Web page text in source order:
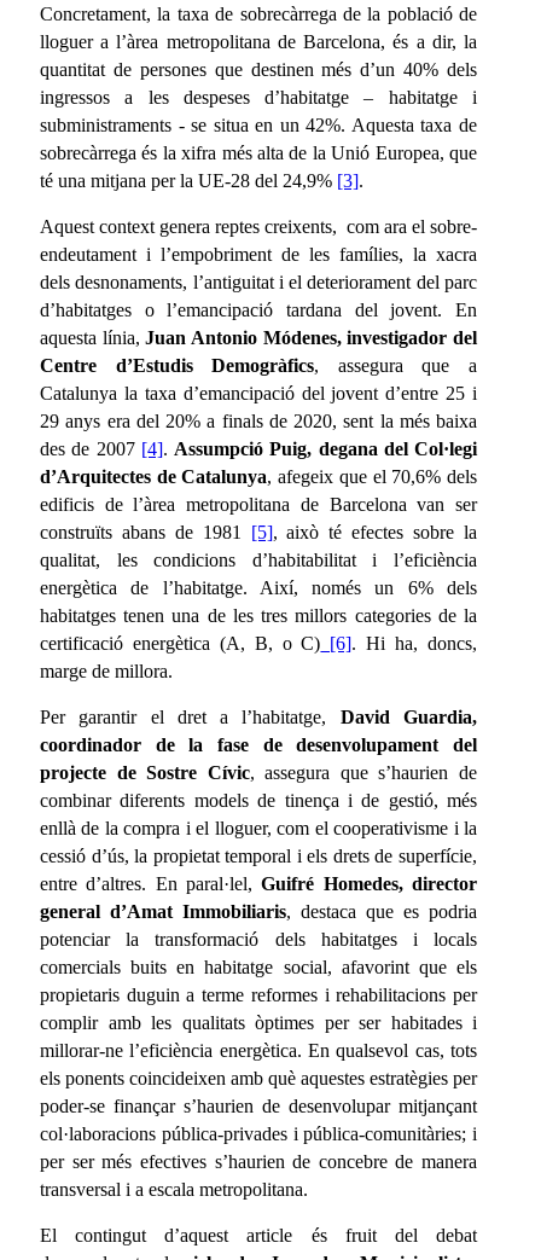
Concretament, la taxa de sobrecàrrega de la població de
lloguer a l’àrea metropolitana de Barcelona, és a dir, la
quantitat de persones que destinen més d’un 40% dels
ingressos a les despeses d’habitatge – habitatge i
subministraments - se situa en un 42%. Aquesta taxa de
sobrecàrrega és la xifra més alta de la Unió Europea, que
té una mitjana per la UE-28 del 24,9% [3].
Aquest context genera reptes creixents, com ara el sobre-
endeutament i l’empobriment de les famílies, la xacra
dels desnonaments, l’antiguitat i el deteriorament del parc
d’habitatges o l’emancipació tardana del jovent. En
aquesta línia,Juan Antonio Módenes, investigador del
Centre d’Estudis Demogràfics, assegura que a
Catalunya la taxa d’emancipació del jovent d’entre 25 i
29 anys era del 20% a finals de 2020, sent la més baixa
des de 2007 [4]. Assumpció Puig, degana del Col·legi
d’Arquitectes de Catalunya, afegeix que el 70,6% dels
edificis de l’àrea metropolitana de Barcelona van ser
construïts abans de 1981 [5], això té efectes sobre la
qualitat, les condicions d’habitabilitat i l’eficiència
energètica de l’habitatge. Així, només un 6% dels
habitatges tenen una de les tres millors categories de la
certificació energètica (A, B, o C) [6]. Hi ha, doncs,
marge de millora.
Per garantir el dret a l’habitatge, David Guardia,
coordinador de la fase de desenvolupament del
projecte de Sostre Cívic, assegura que s’haurien de
combinar diferents models de tinença i de gestió, més
enllà de la compra i el lloguer, com el cooperativisme i la
cessió d’ús, la propietat temporal i els drets de superfície,
entre d’altres. En paral·lel,Guifré Homedes, director
general d’Amat Immobiliaris, destaca que es podria
potenciar la transformació dels habitatges i locals
comercials buits en habitatge social, afavorint que els
propietaris duguin a terme reformes i rehabilitacions per
complir amb les qualitats òptimes per ser habitades i
millorar-ne l’eficiència energètica. En qualsevol cas, tots
els ponents coincideixen amb què aquestes estratègies per
poder-se finançar s’haurien de desenvolupar mitjançant
col·laboracions pública-privades i pública-comunitàries; i
per ser més efectives s’haurien de concebre de manera
transversal i a escala metropolitana.
El contingut d’aquest article és fruit del debat